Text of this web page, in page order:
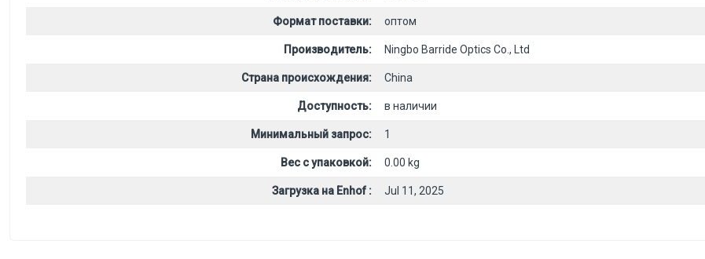
Формат поставки: оптом
Производитель: Ningbo Barride Optics Co., Ltd
Страна происхождения: China
Доступность: в наличии
Минимальный запрос: 1
Вес с упаковкой: 0.00 kg
Загрузка на Enhof : Jul 11, 2025